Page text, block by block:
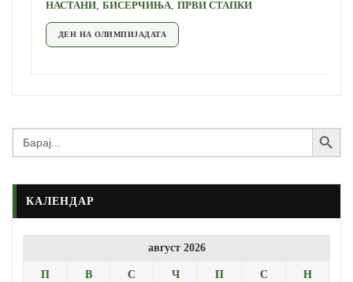
НАСТАНИ, БИСЕРЧИЊА, ПРВИ СТАПКИ
ДЕН НА ОЛИМПИЈАДАТА
Search
for:
Search Button
КАЛЕНДАР
август 2026
П В С Ч П С Н